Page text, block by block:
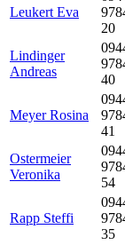
Leukert Eva
20
Lindinger
Andreas
40
Meyer Rosina
41
Ostermeier
Veronika
54
Rapp Steffi
35